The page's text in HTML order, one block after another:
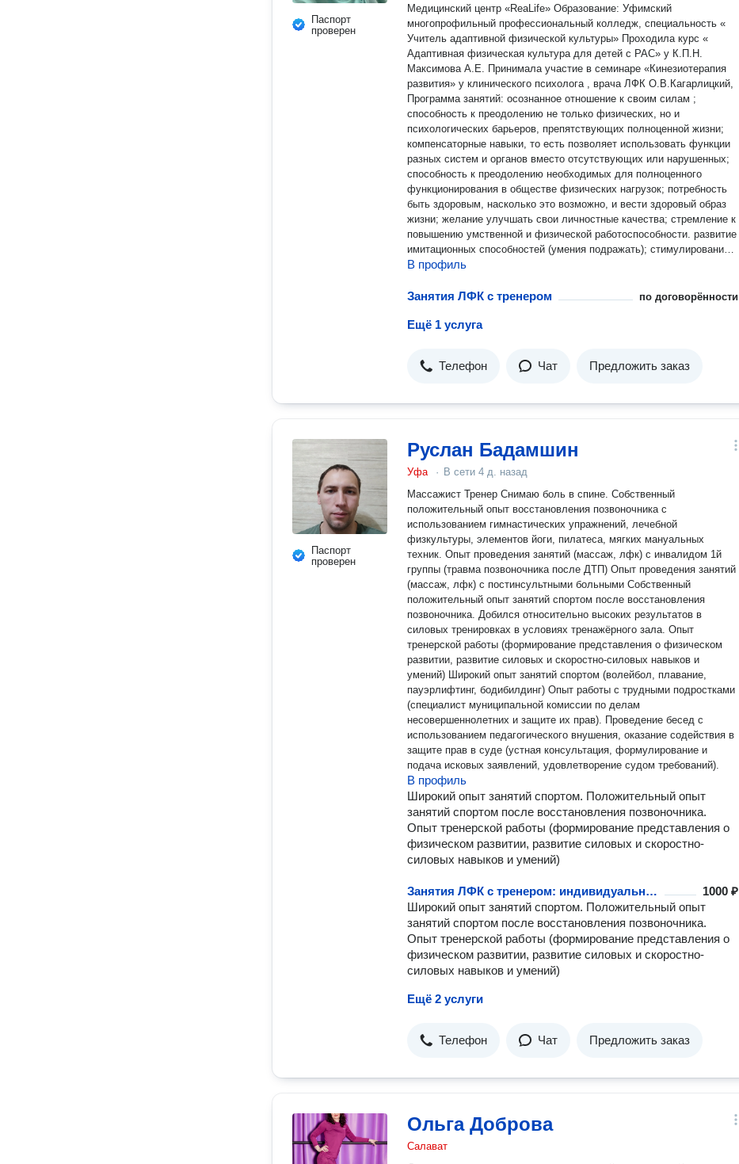
Паспорт
проверен
Медицинский центр «ReaLife» Образование: Уфимский
многопрофильный профессиональный колледж, специальность «
Учитель адаптивной физической культуры» Проходила курс «
Адаптивная физическая культура для детей с РАС» у К.П.Н.
Максимова А.Е. Принимала участие в семинаре «Кинезиотерапия
развития» у клинического психолога , врача ЛФК О.В.Кагарлицкий,
Программа занятий: осознанное отношение к своим силам ;
способность к преодолению не только физических, но и
психологических барьеров, препятствующих полноценной жизни;
компенсаторные навыки, то есть позволяет использовать функции
разных систем и органов вместо отсутствующих или нарушенных;
способность к преодолению необходимых для полноценного
функционирования в обществе физических нагрузок; потребность
быть здоровым, насколько это возможно, и вести здоровый образ
жизни; желание улучшать свои личностные качества; стремление к
повышению умственной и физической работоспособности. развитие
имитационных способностей (умения подражать); стимулирование
выполнению инструкций; Формирование навыков произвольной
внешнем пространственном поле); Воспитание коммуникативных
интенсиве проводятся занятия АФК, ОФП, ЛФК с детьми (ОВЗ) с
нарушениями психолингвистики, а так же работа с детьми с плохой
В профиль
Занятия ЛФК с тренером по договорённости
Ещё 1 услуга
Телефон Чат Предложить заказ
Паспорт
проверен
Руслан Бадамшин
Уфа · В сети 4 д. назад
Массажист Тренер Снимаю боль в спине. Собственный
положительный опыт восстановления позвоночника с
использованием гимнастических упражнений, лечебной
физкультуры, элементов йоги, пилатеса, мягких мануальных
техник. Опыт проведения занятий (массаж, лфк) с инвалидом 1й
группы (травма позвоночника после ДТП) Опыт проведения занятий
(массаж, лфк) с постинсультными больными Собственный
положительный опыт занятий спортом после восстановления
позвоночника. Добился относительно высоких результатов в
силовых тренировках в условиях тренажёрного зала. Опыт
тренерской работы (формирование представления о физическом
развитии, развитие силовых и скоростно-силовых навыков и
умений) Широкий опыт занятий спортом (волейбол, плавание,
пауэрлифтинг, бодибилдинг) Опыт работы с трудными подростками
(специалист муниципальной комиссии по делам
несовершеннолетних и защите их прав). Проведение бесед с
использованием педагогического внушения, оказание содействия в
защите прав в суде (устная консультация, формулирование и
подача исковых заявлений, удовлетворение судом требований).
В профиль
Широкий опыт занятий спортом. Положительный опыт
занятий спортом после восстановления позвоночника.
Опыт тренерской работы (формирование представления о
физическом развитии, развитие силовых и скоростно-
силовых навыков и умений)
Занятия ЛФК с тренером: индивидуально, разовое занятие
1000 ₽
Широкий опыт занятий спортом. Положительный опыт
занятий спортом после восстановления позвоночника.
Опыт тренерской работы (формирование представления о
физическом развитии, развитие силовых и скоростно-
силовых навыков и умений)
Ещё 2 услуги
Телефон Чат Предложить заказ
Ольга Доброва
Салават